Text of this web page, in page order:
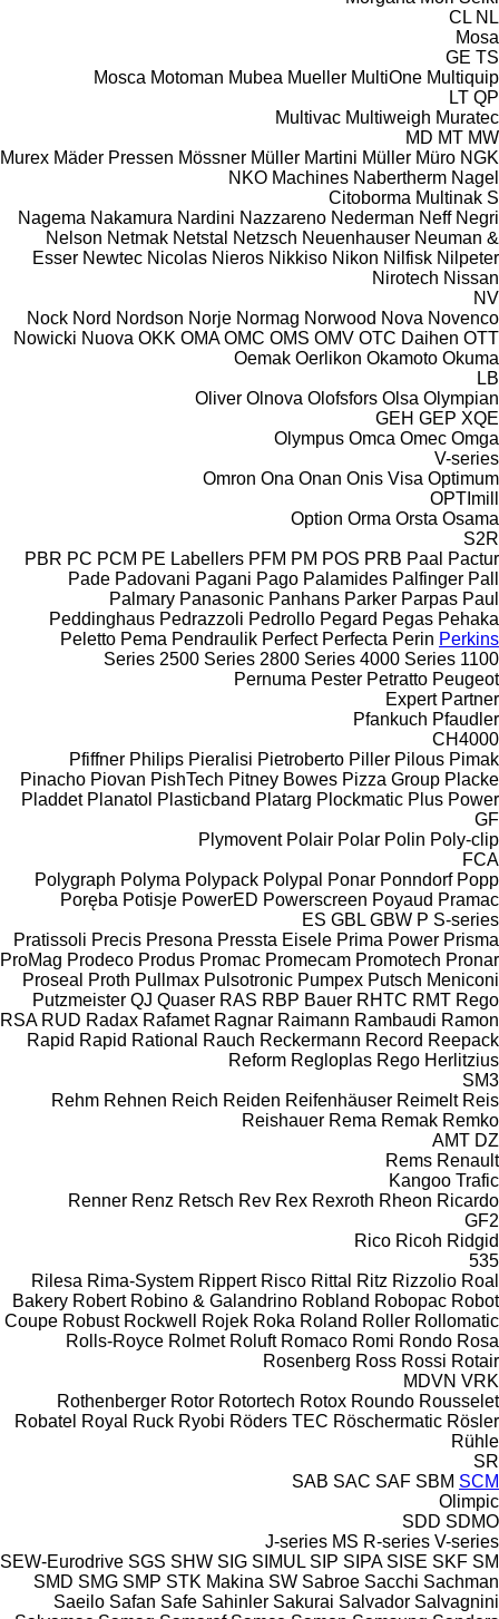
CL NL
Mosa
GE TS
Mosca Motoman Mubea Mueller MultiOne Multiquip
LT QP
Multivac Multiweigh Muratec
MD MT MW
Murex Mäder Pressen Mössner Müller Martini Müller Müro NGK
NKO Machines Nabertherm Nagel
Citoborma Multinak S
Nagema Nakamura Nardini Nazzareno Nederman Neff Negri
Nelson Netmak Netstal Netzsch Neuenhauser Neuman &
Esser Newtec Nicolas Nieros Nikkiso Nikon Nilfisk Nilpeter
Nirotech Nissan
NV
Nock Nord Nordson Norje Normag Norwood Nova Novenco
Nowicki Nuova OKK OMA OMC OMS OMV OTC Daihen OTT
Oemak Oerlikon Okamoto Okuma
LB
Oliver Olnova Olofsfors Olsa Olympian
GEH GEP XQE
Olympus Omca Omec Omga
V-series
Omron Ona Onan Onis Visa Optimum
OPTImill
Option Orma Orsta Osama
S2R
PBR PC PCM PE Labellers PFM PM POS PRB Paal
Pactur
Pade Padovani Pagani Pago Palamides Palfinger Pall
Palmary Panasonic Panhans Parker Parpas Paul
Peddinghaus Pedrazzoli Pedrollo Pegard Pegas Pehaka
Peletto Pema Pendraulik Perfect Perfecta Perin Perkins
1100 Series
2500 Series 2800 Series 4000 Series
Pernuma Pester Petratto Peugeot
Expert Partner
Pfankuch Pfaudler
CH4000
Pfiffner Philips Pieralisi Pietroberto Piller Pilous Pimak
Pinacho Piovan PishTech Pitney Bowes Pizza Group Placke
Pladdet Planatol Plasticband Platarg Plockmatic Plus Power
GF
Plymovent Polair Polar Polin Poly-clip
FCA
Polygraph Polyma Polypack Polypal Ponar Ponndorf Popp
Poręba Potisje PowerED Powerscreen Poyaud Pramac
ES GBL GBW P S-series
Pratissoli Precis Presona Pressta Eisele Prima Power Prisma
ProMag Prodeco Produs Promac Promecam Promotech Pronar
Proseal
Proth Pullmax Pulsotronic Pumpex Putsch Meniconi
Putzmeister QJ Quaser RAS RBP Bauer RHTC RMT Rego
RSA RUD Radax Rafamet Ragnar Raimann Rambaudi Ramon
Rapid Rapid Rational Rauch Reckermann Record Reepack
Reform Regloplas Rego Herlitzius
SM3
Rehm Rehnen Reich Reiden Reifenhäuser Reimelt Reis
Reishauer Rema Remak Remko
AMT DZ
Rems Renault
Kangoo Trafic
Renner Renz Retsch Rev Rex Rexroth Rheon Ricardo
GF2
Rico Ricoh Ridgid
535
Rilesa Rima-System Rippert Risco Rittal Ritz Rizzolio Roal
Bakery Robert Robino & Galandrino Robland Robopac Robot
Coupe Robust Rockwell Rojek Roka Roland Roller Rollomatic
Rolls-Royce Rolmet Roluft Romaco Romi Rondo Rosa
Rosenberg Ross Rossi Rotair
MDVN VRK
Rothenberger Rotor Rotortech Rotox Roundo Rousselet
Robatel Royal Ruck Ryobi Röders TEC Röschermatic Rösler
Rühle
SR
SAB SAC SAF SBM SCM
Olimpic
SDD SDMO
J-series MS R-series V-series
SEW-Eurodrive SGS SHW SIG SIMUL SIP SIPA SISE SKF SM
SMD SMG SMP STK Makina SW Sabroe Sacchi Sachman
Saeilo Safan Safe Sahinler Sakurai Salvador Salvagnini